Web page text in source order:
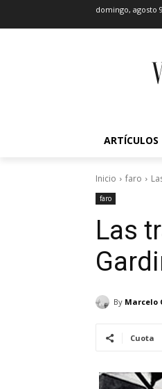
domingo, agosto
ARTÍCULOS
Inicio faro
faro
Las
By Marcelo
Cuota